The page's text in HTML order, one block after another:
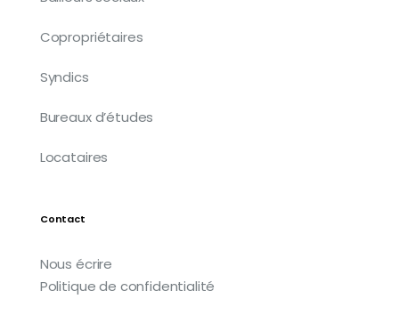
Copropriétaires
Syndics
Bureaux d’études
Locataires
Contact
Nous écrire
Politique de confidentialité